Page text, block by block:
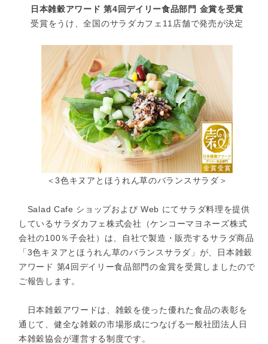
日本雑穀アワード 第4回デイリー食品部門 金賞を受賞
受賞をうけ、全国のサラダカフェ11店舗で発売が決定
＜3色キヌアとほうれん草のバランスサラダ＞
Salad Cafe ショップおよび Web にてサラダ料理を提供
しているサラダカフェ株式会社（ケンコーマヨネーズ株式
会社の100％子会社）は、自社で製造・販売するサラダ商品
「3色キヌアとほうれん草のバランスサラダ」が、日本雑穀
アワード 第4回デイリー食品部門の金賞を受賞しましたので
ご報告します。
日本雑穀アワードは、雑穀を使った優れた食品の表彰を
通じて、健全な雑穀の市場形成につなげる一般社団法人日
本雑穀協会が運営する制度です。